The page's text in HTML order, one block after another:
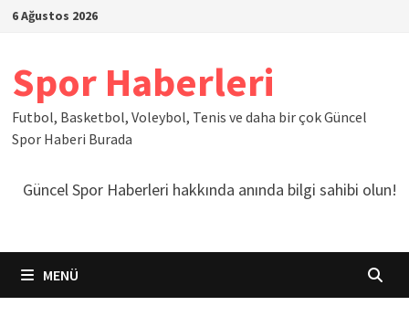
İçeriğe
6 Ağustos 2026
Spor Haberleri
Futbol, Basketbol, Voleybol, Tenis ve daha bir çok Güncel
Spor Haberi Burada
Güncel Spor Haberleri hakkında anında bilgi sahibi olun!
MENÜ